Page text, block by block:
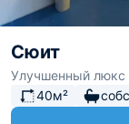
Сюит
Улучшенный люкс
40м²